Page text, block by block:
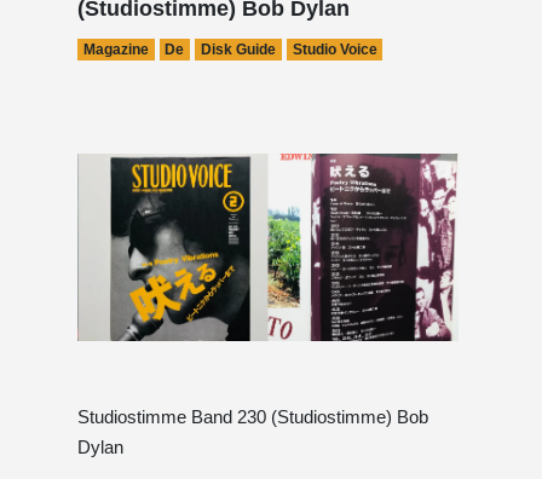
(Studiostimme) Bob Dylan
Magazine De Disk Guide Studio Voice
Studiostimme Band 230 (Studiostimme) Bob
Dylan